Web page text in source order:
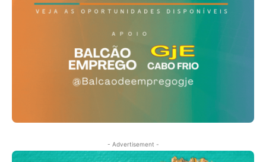
- Advertisement -